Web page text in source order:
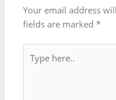
Your email address
fields are marked*
here..